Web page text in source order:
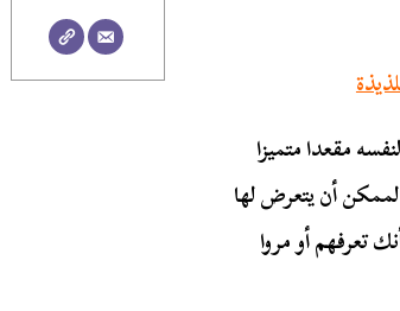
مقعدا متميزا
أن يتعرض لها
أو مروا